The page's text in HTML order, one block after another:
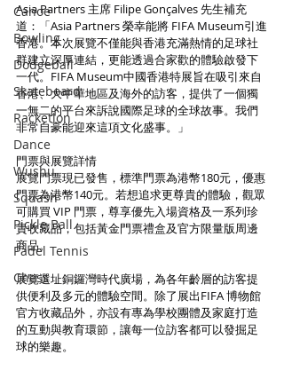
Canoe
Bowling
Dodgeball
Skateboard
Racketlon
Dance
Wushu
Squash
Pickle Ball
Padel Tennis
Chess
Asia Partners 主席 Filipe Gonçalves 先生補充
道：「Asia Partners 榮幸能將 FIFA Museum引進
香港。本次展覽不僅能與香港充滿熱情的足球社
群建立深厚連結，更能透過合家歡的體驗啟發下
一代。FIFA Museum中國香港特展旨在吸引來自
香港、大中華地區及海外的訪客，提供了一個獨
一無二的平台來訴說國際足球的全球故事。我們
非常自豪能迎來這項文化盛事。」
門票與展覽詳情
展覽門票現已發售，標準門票為港幣180元，優惠
門票為港幣140元。若想追求更尊貴的體驗，觀眾
可購買 VIP 門票，尊享優先入場資格及一系列珍
貴收藏品，包括黃金門票禮盒及官方限量版周邊
商品。
展覽選址銅鑼灣時代廣場，為各年齡層的訪客提
供便利及多元的體驗空間。除了展出FIFA 博物館
官方收藏品外，亦設有專為學校團體及家庭打造
的互動與教育環節，讓每一位訪客都可以發掘足
球的樂趣。